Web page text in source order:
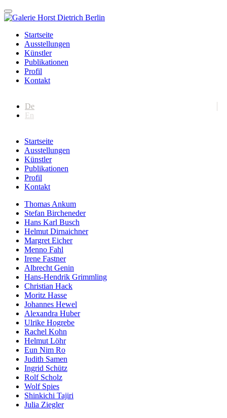
Startseite
Ausstellungen
Künstler
Publikationen
Profil
Kontakt
De
En
Startseite
Ausstellungen
Künstler
Publikationen
Profil
Kontakt
Thomas Ankum
Stefan Bircheneder
Hans Karl Busch
Helmut Dirnaichner
Margret Eicher
Menno Fahl
Irene Fastner
Albrecht Genin
Hans-Hendrik Grimmling
Christian Hack
Moritz Hasse
Johannes Hewel
Alexandra Huber
Ulrike Hogrebe
Rachel Kohn
Helmut Löhr
Eun Nim Ro
Judith Samen
Ingrid Schütz
Rolf Scholz
Wolf Spies
Shinkichi Tajiri
Julia Ziegler